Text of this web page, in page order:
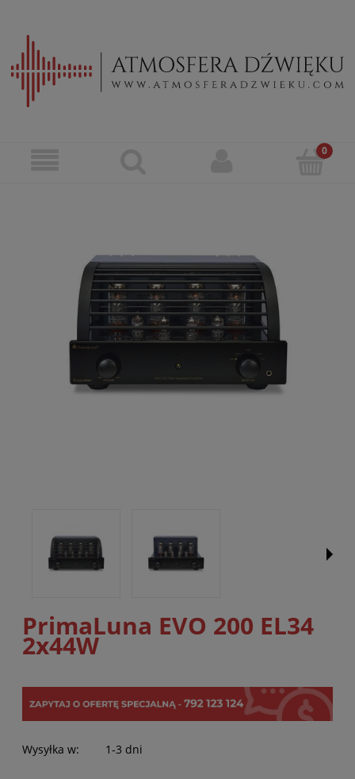
PrimaLuna EVO 200 EL34
2x44W
Wysyłka w: 1-3 dni